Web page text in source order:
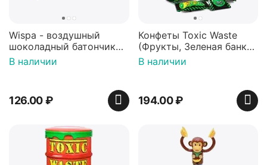
Wispa - воздушный
шоколадный батончик
36 гр
В наличии
126.00₽
Конфеты Toxic Waste
(Фрукты, Зеленая банка,
42 гр).
В наличии
194.00₽